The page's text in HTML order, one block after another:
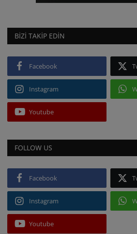
BIZI TAKIP EDIN
Facebook
Instagram
Youtube
FOLLOW US
Facebook
Instagram
Youtube